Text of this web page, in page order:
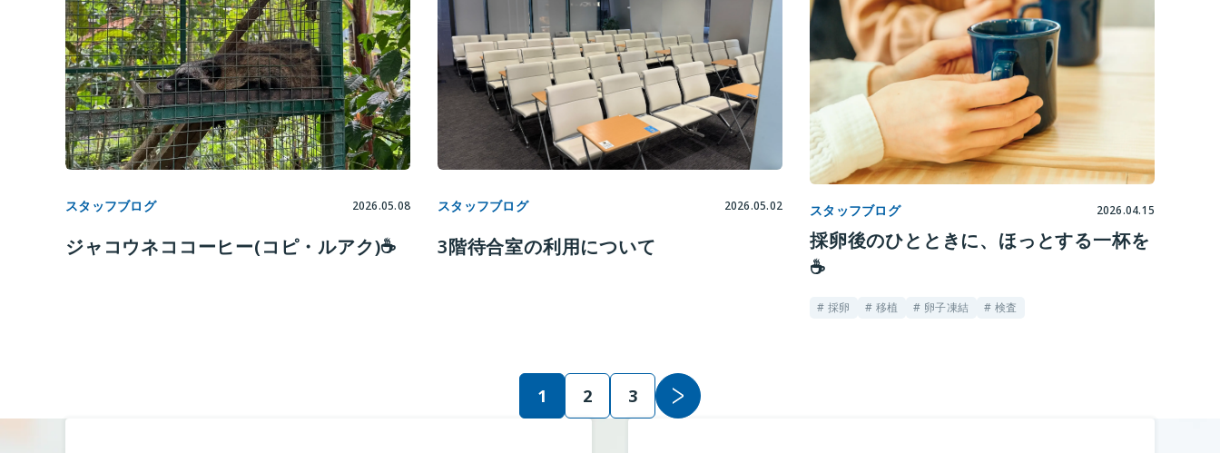
スタッフブログ 2026.05.08
ジャコウネココーヒー(コピ・ルアク)☕️
スタッフブログ 2026.05.02
3階待合室の利用について
スタッフブログ 2026.04.15
採卵後のひとときに、ほっとする一杯を
☕️
# 採卵 # 移植 # 卵子凍結 # 検査
1 2 3